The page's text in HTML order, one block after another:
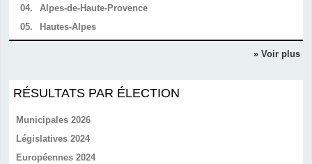
04.
Alpes-de-Haute-Provence
05.
Hautes-Alpes
» Voir plus
RÉSULTATS PAR ÉLECTION
Municipales 2026
Législatives 2024
Européennes 2024